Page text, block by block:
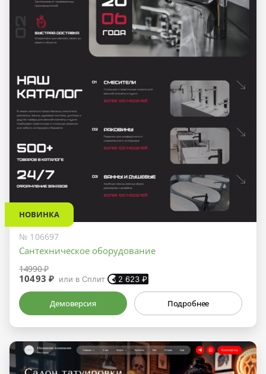
НОВИНКА
№ 106697
Сантехническое оборудование
14990 ₽
10493 ₽ или в Сплит 2 623 ₽
Демоверсия Подробнее